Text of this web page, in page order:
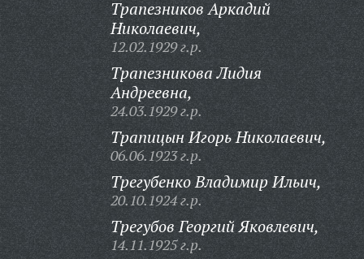
Трапезников Аркадий
Николаевич,
12.02.1929 г.р.
Трапезникова Лидия
Андреевна,
24.03.1929 г.р.
Трапицын Игорь Николаевич,
06.06.1923 г.р.
Трегубенко Владимир Ильич,
20.10.1924 г.р.
Трегубов Георгий Яковлевич,
14.11.1925 г.р.